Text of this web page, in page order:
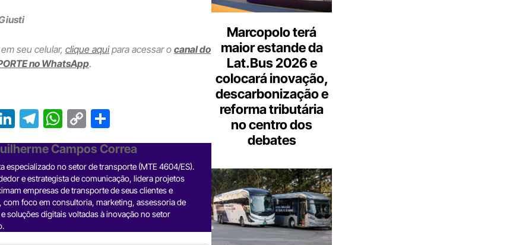
seu celular, clique aquipara acessar o canal do
no WhatsApp.
Li
n
ke
dI
n
T
el
e
gr
a
m
W
h
at
s
A
p
p
C
o
p
y
Li
n
k
h
ar
e
Campos Correa
especializado no setor de transporte (MTE 4604/ES).
e estrategista de comunicação, lidera projetos
empresas de transporte de seus clientes e
com foco em consultoria, marketing, assessoria de
soluções digitais voltadas à inovação no setor
Marcopolo terá
maior estande da
Lat.Bus 2026 e
colocará inovação,
descarbonização e
reforma tributária
no centro dos
debates